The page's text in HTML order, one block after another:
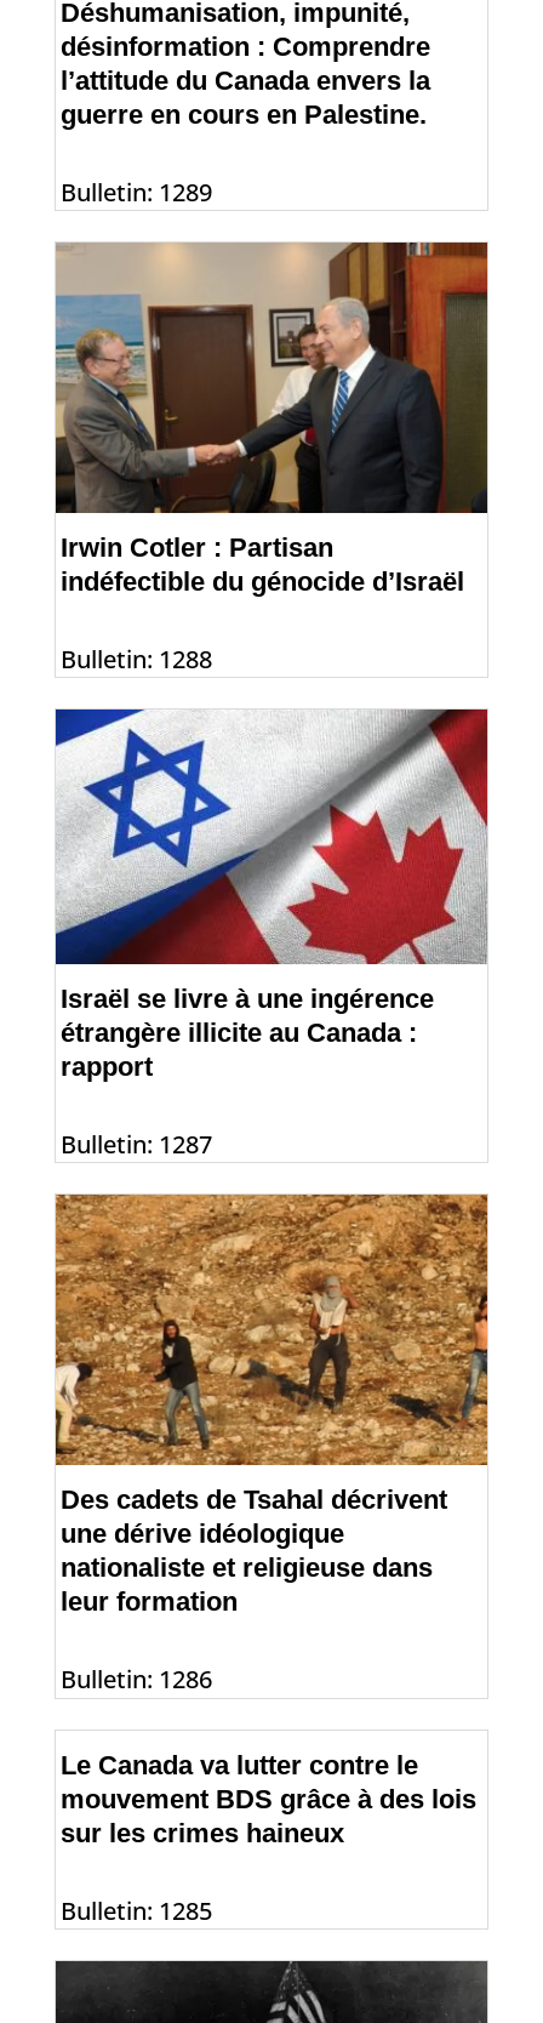
Déshumanisation, impunité,
désinformation : Comprendre
l’attitude du Canada envers la
guerre en cours en Palestine.
Bulletin: 1289
Irwin Cotler : Partisan
indéfectible du génocide d’Israël
Bulletin: 1288
Israël se livre à une ingérence
étrangère illicite au Canada :
rapport
Bulletin: 1287
Des cadets de Tsahal décrivent
une dérive idéologique
nationaliste et religieuse dans
leur formation
Bulletin: 1286
Le Canada va lutter contre le
mouvement BDS grâce à des lois
sur les crimes haineux
Bulletin: 1285